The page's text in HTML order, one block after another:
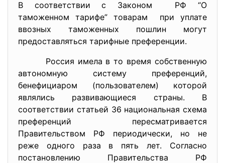
В соответствии с Законом РФ “О
таможенном тарифе” товарам при уплате
ввозных таможенных пошлин могут
предоставляться тарифные преференции.
Россия имела в то время собственную
автономную систему преференций,
бенефициаром (пользователем) которой
являлись развивающиеся страны. В
соответствии статьей 36 национальная схема
преференций пересматривается
Правительством РФ периодически, но не
реже одного раза в пять лет. Согласно
постановлению Правительства РФ